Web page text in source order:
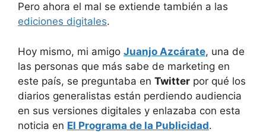
Pero ahora el mal se extiende también a las
ediciones digitales.
Hoy mismo, mi amigo Juanjo Azcárate, una de
las personas que más sabe de marketing en
este país, se preguntaba en Twitter por qué los
diarios generalistas están perdiendo audiencia
en sus versiones digitales y enlazaba con esta
noticia en El Programa de la Publicidad.